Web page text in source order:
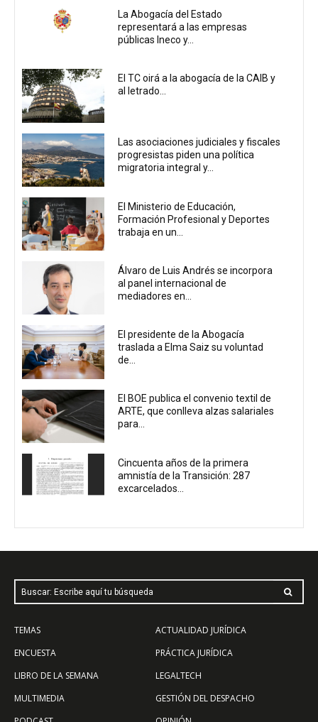
La Abogacía del Estado
representará a las empresas
públicas Ineco y...
El TC oirá a la abogacía de la CAIB y
al letrado...
Las asociaciones judiciales y fiscales
progresistas piden una política
migratoria integral y...
El Ministerio de Educación,
Formación Profesional y Deportes
trabaja en un...
Álvaro de Luis Andrés se incorpora
al panel internacional de
mediadores en...
El presidente de la Abogacía
traslada a Elma Saiz su voluntad
de...
El BOE publica el convenio textil de
ARTE, que conlleva alzas salariales
para...
Cincuenta años de la primera
amnistía de la Transición: 287
excarcelados...
Buscar: Escribe aquí tu búsqueda
TEMAS
ENCUESTA
LIBRO DE LA SEMANA
MULTIMEDIA
ACTUALIDAD JURÍDICA
PRÁCTICA JURÍDICA
LEGALTECH
GESTIÓN DEL DESPACHO